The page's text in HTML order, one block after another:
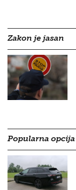
Zakon je jasan
Popularna opcija